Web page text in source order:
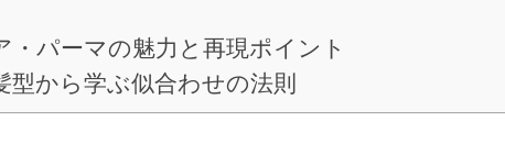
・パーマの魅力と再現ポイント
型から学ぶ似合わせの法則